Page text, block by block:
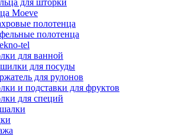
для шторки
Moeve
полотенца
полотенца
tel
для ванной
для посуды
для рулонов
и подставки для фруктов
для специй